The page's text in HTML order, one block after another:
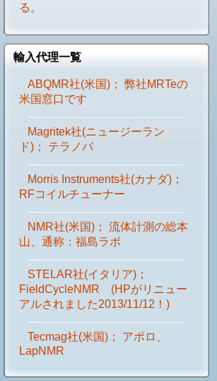
る。
輸入代理一覧
ABQMR社(米国)； 弊社MRTeの
米国窓口です
Magritek社(ニュージーラン
ド)； テラノバ
Morris Instruments社(カナダ)；
RFコイルチューナー
NMR社(米国)； 流体計測の総本
山、通称：福島ラボ
STELAR社(イタリア)；
FieldCycleNMR (HPがリニュー
アルされました2013/11/12！)
Tecmag社(米国)； アポロ、
LapNMR